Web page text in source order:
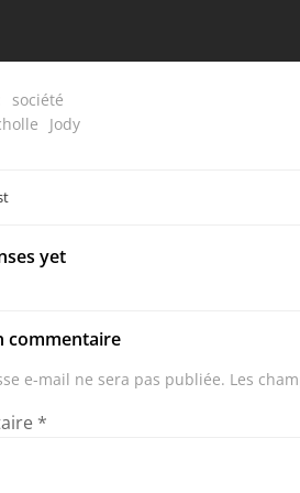
société
Jody
yet
commentaire
e-mail ne sera pas publiée. Les
*